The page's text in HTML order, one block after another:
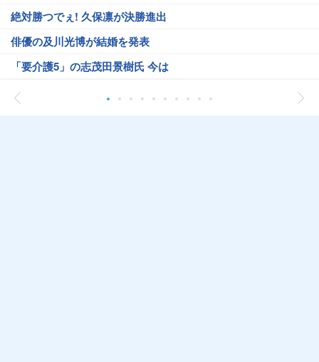
絶対勝つでぇ! 久保凛が決勝進出
俳優の及川光博が結婚を発表
「要介護5」の志茂田景樹氏 今は